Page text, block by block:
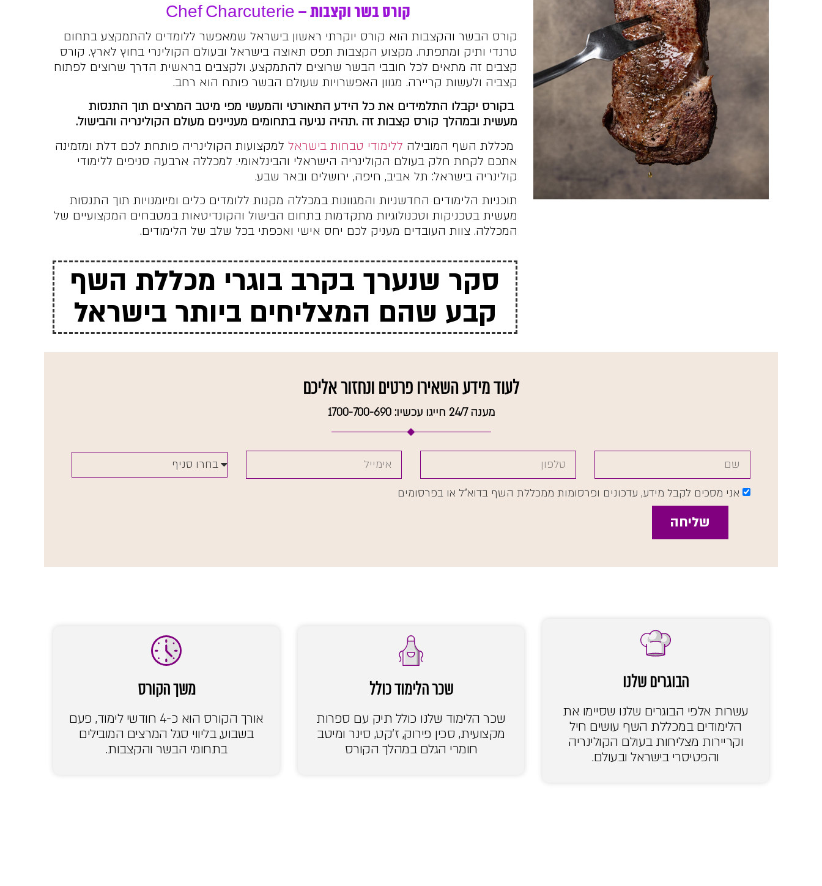
קורס בשר וקצבות – Chef Charcuterie
קורס הבשר והקצבות הוא קורס יוקרתי ראשון בישראל שמאפשר ללומדים להתמקצע בתחום
טרנדי ותיק ומתפתח. מקצוע הקצבות תפס תאוצה בישראל ובעולם הקולינרי בחוץ לארץ. קורס
קצבים זה מתאים לכל חובבי הבשר שרוצים להתמקצע. ולקצבים בראשית הדרך שרוצים לפתוח
קצביה ולעשות קריירה. מגוון האפשרויות שעולם הבשר פותח הוא רחב.
בקורס יקבלו התלמידים את כל הידע התאורטי והמעשי מפי מיטב המרצים תוך התנסות
מעשית ובמהלך קורס קצבות זה .תהיה נגיעה בתחומים מעניינים מעולם הקולינריה והבישול.
מכללת השף המובילה ללימודי טבחות בישראללמקצועות הקולינריה פותחת לכם דלת ומזמינה
אתכם לקחת חלק בעולם הקולינריה הישראלי והבינלאומי. למכללה ארבעה סניפים ללימודי
קולינריה בישראל: תל אביב, חיפה, ירושלים ובאר שבע.
תוכניות הלימודים החדשניות והמגוונות במכללה מקנות ללומדים כלים ומיומנויות תוך התנסות
מעשית בטכניקות וטכנולוגיות מתקדמות בתחום הבישול והקונדיטאות במטבחים המקצועיים של
המכללה. צוות העובדים מעניק לכם יחס אישי ואכפתי בכל שלב של הלימודים.
סקר שנערך בקרב בוגרי מכללת השף
קבע שהם המצליחים ביותר בישראל
לעוד מידע השאירו פרטים ונחזור אליכם
מענה 24/7 חייגו עכשיו: 1700-700-690
אני מסכים לקבל מידע, עדכונים ופרסומות ממכללת השף בדוא"ל או בפרסומים
שליחה
הבוגרים שלנו
עשרות אלפי הבוגרים שלנו שסיימו את
הלימודים במכללת השף עושים חיל
וקריירות מצליחות בעולם הקולינריה
והפטיסרי בישראל ובעולם.
שכר הלימוד כולל
שכר הלימוד שלנו כולל תיק עם ספרות
מקצועית, סכין פירוק, ז’קט, סינר ומיטב
חומרי הגלם במהלך הקורס
משך הקורס
אורך הקורס הוא כ-4 חודשי לימוד, פעם
בשבוע, בליווי סגל המרצים המובילים
בתחומי הבשר והקצבות.